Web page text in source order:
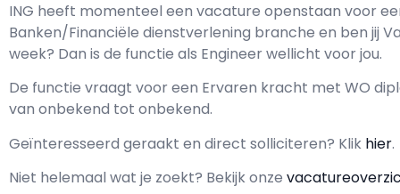
ING heeft momenteel een vacature openstaan voor
Banken/Financiële dienstverlening branche en ben jij
week? Dan is de functie als Engineer wellicht voor jou.
De functie vraagt voor een Ervaren kracht met WO
van onbekend tot onbekend.
Geïnteresseerd geraakt en direct solliciteren? Klik hier.
Niet helemaal wat je zoekt? Bekijk onze